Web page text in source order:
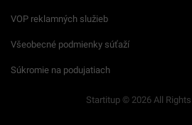
VOP reklamných služieb
Všeobecné podmienky súťaží
Súkromie na podujatiach
Startitup © 2026 All